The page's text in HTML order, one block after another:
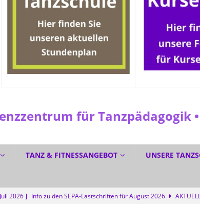
für Tanzpädagogik
TANZ & FITNESSANGEBOT UNSERE
2026 ] Info zu den SEPA-Lastschriften für August 2026